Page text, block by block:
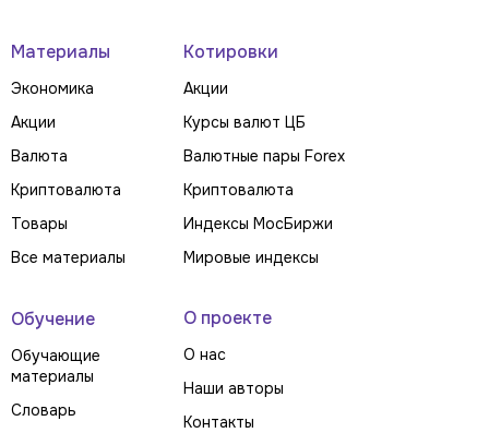
Материалы
Экономика
Акции
Валюта
Криптовалюта
Товары
Все материалы
Котировки
Акции
Курсы валют ЦБ
Валютные пары Forex
Криптовалюта
Индексы МосБиржи
Мировые индексы
Обучение
Обучающие
материалы
Словарь
О проекте
О нас
Наши авторы
Контакты